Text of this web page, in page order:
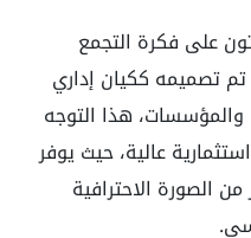
على فكرة التجمع
تم تصميمه ككيان إداري
هذا التوجه
عالية، حيث يوفر
الصورة الاحترافية